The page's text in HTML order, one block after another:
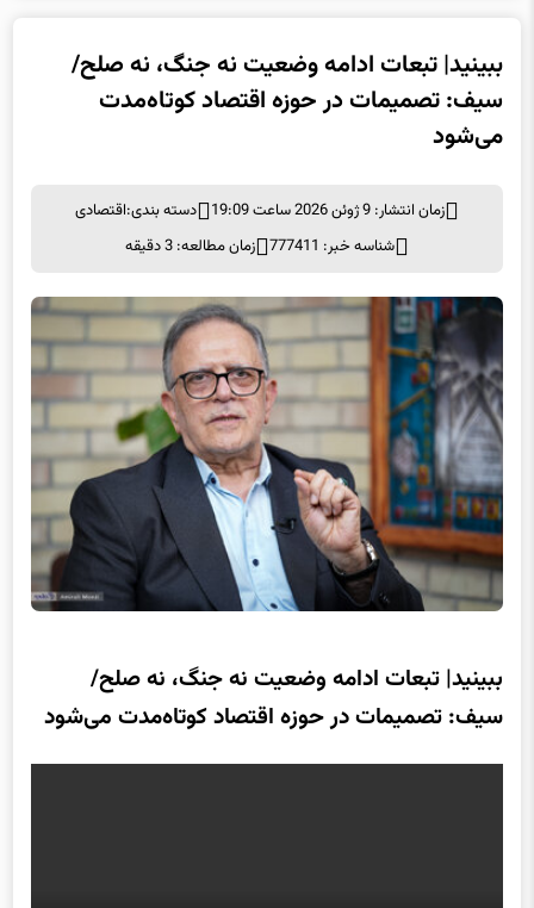
ببینید| تبعات ادامه وضعیت نه جنگ، نه صلح/
سیف: تصمیمات در حوزه اقتصاد کوتاه‌مدت
می‌شود
زمان انتشار: 9 ژوئن 2026 ساعت 19:09 دسته بندی:اقتصادی
شناسه خبر: 777411
زمان مطالعه: 3 دقیقه
ببینید| تبعات ادامه وضعیت نه جنگ، نه صلح/
سیف: تصمیمات در حوزه اقتصاد کوتاه‌مدت می‌شود